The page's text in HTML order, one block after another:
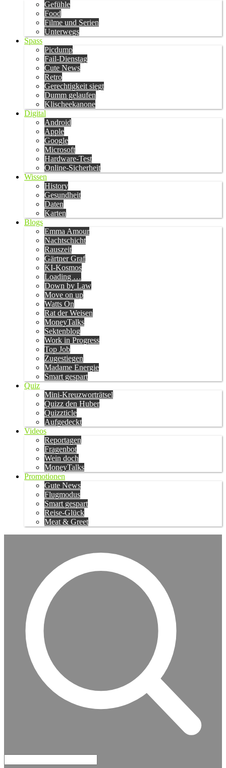
Gefühle
Food
Filme und Serien
Unterwegs
Spass
Picdump
Fail-Dienstag
Cute News
Retro
Gerechtigkeit siegt
Dumm gelaufen
Klischeekanone
Digital
Android
Apple
Google
Microsoft
Hardware-Test
Online-Sicherheit
Wissen
History
Gesundheit
Daten
Karten
Blogs
Emma Amour
Nachtschicht
Rauszeit
Gärtner Graf
KI-Kosmos
Loading …
Down by Law
Move on up
Watts On
Rat der Weisen
MoneyTalks
Sektenblog
Work in Progress
Top Job
Zugestiegen
Madame Energie
Smart gespart
Quiz
Mini-Kreuzworträtsel
Quizz den Huber
Quizzticle
Aufgedeckt
Videos
Reportagen
Fragenbot
Wein doch
MoneyTalks
Promotionen
Gute News
Flugmodus
Smart gespart
Reise-Glück
Meat & Greet